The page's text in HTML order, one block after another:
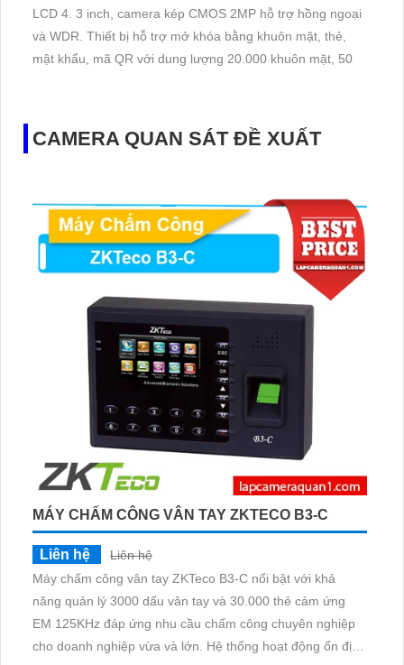
LCD 4. 3 inch, camera kép CMOS 2MP hỗ trợ hồng ngoại
và WDR. Thiết bị hỗ trợ mở khóa bằng khuôn mặt, thẻ,
mật khẩu, mã QR với dung lượng 20.000 khuôn mặt, 50
CAMERA QUAN SÁT ĐỀ XUẤT
MÁY CHẤM CÔNG VÂN TAY ZKTECO B3-C
Liên hệ
Liên hệ
Máy chấm công vân tay ZKTeco B3-C nổi bật với khả
năng quản lý 3000 dấu vân tay và 30.000 thẻ cảm ứng
EM 125KHz đáp ứng nhu cầu chấm công chuyên nghiệp
cho doanh nghiệp vừa và lớn. Hệ thống hoạt động ổn định